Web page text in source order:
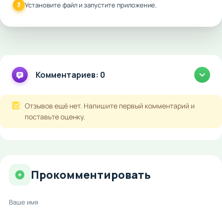
3 Установите файл и запустите приложение.
Комментариев: 0
Отзывов ещё нет. Напишите первый комментарий и
поставьте оценку.
Прокомментировать
Ваше имя